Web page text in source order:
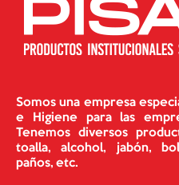
Somos una empresa
e Higiene para las
Tenemos diversos
toalla, alcohol, jabón,
paños, etc.